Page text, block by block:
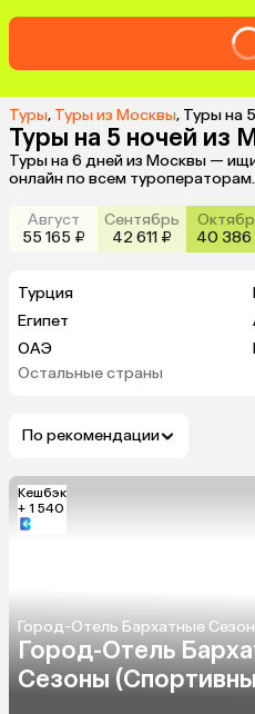
Туры, Туры из Москвы, Туры на
Туры на 5 ночей из
Туры на 6 дней из Москвы —
онлайн по всем туроператорам.
Август
55 165 ₽
Сентябрь
42 611 ₽
40 386
Турция
Египет
ОАЭ
Кипр
Остальные страны
По рекомендации
Кешбэк
+ 1 540
Город-Отель Бархатные
Город-Отель
Сезоны